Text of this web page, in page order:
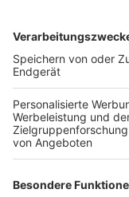
TOP-VEREINE
TOP-PARTNER